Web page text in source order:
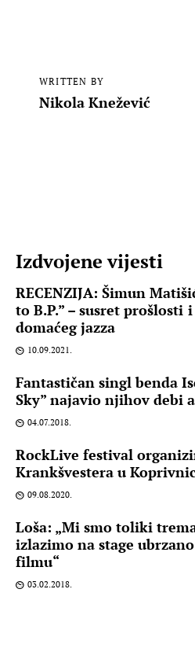
WRITTEN BY
Nikola Knežević
Izdvojene vijesti
RECENZIJA: Šimun
to B.P.” – susret prošlosti
domaćeg jazza
10.09.2021.
Fantastičan singl benda
Sky” najavio njihov debi
04.07.2018.
RockLive festival
Krankšvestera u
09.08.2020.
Loša: „Mi smo toliki
izlazimo na stage
filmu“
03.02.2018.